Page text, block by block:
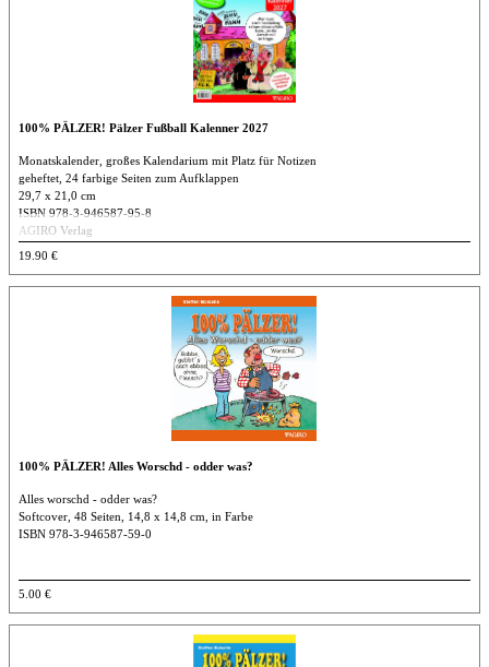
100% PÄLZER! Pälzer Fußball Kalenner 2027
Monatskalender, großes Kalendarium mit Platz für Notizen
geheftet, 24 farbige Seiten zum Aufklappen
29,7 x 21,0 cm
ISBN 978-3-946587-95-8
AGIRO Verlag
19.90 €
100% PÄLZER! Alles Worschd - odder was?
Alles worschd - odder was?
Softcover, 48 Seiten, 14,8 x 14,8 cm, in Farbe
ISBN 978-3-946587-59-0
5.00 €